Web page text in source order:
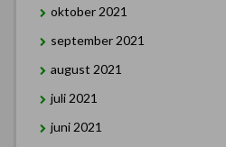
oktober 2021
september 2021
august 2021
juli 2021
juni 2021